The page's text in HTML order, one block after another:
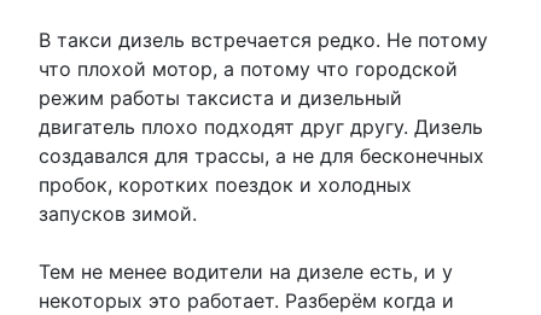
В такси дизель встречается редко. Не потому
что плохой мотор, а потому что городской
режим работы таксиста и дизельный
двигатель плохо подходят друг другу. Дизель
создавался для трассы, а не для бесконечных
пробок, коротких поездок и холодных
запусков зимой.
Тем не менее водители на дизеле есть, и у
некоторых это работает. Разберём когда и